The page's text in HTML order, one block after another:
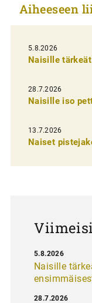
k
e
l
i
e
n
e
Aiheeseen
5.8.2026
Naisille
28.7.2026
Naisille iso
13.7.2026
Naiset
Naisille
5.8.2026
28.7.2026